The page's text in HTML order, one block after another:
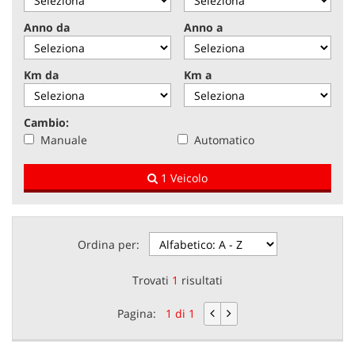
NEWS
AREA COMMERCIANTI
Anno da Anno a
Km da Km a
Cambio:
Manuale
Automatico
1 Veicolo
Ordina per:
Trovati 1 risultati
Pagina: 1 di 1
tracciamento
che
adottiamo
per
offrire
le
funzionalità
e
svolgere
le
attività
seguito
funzionamento